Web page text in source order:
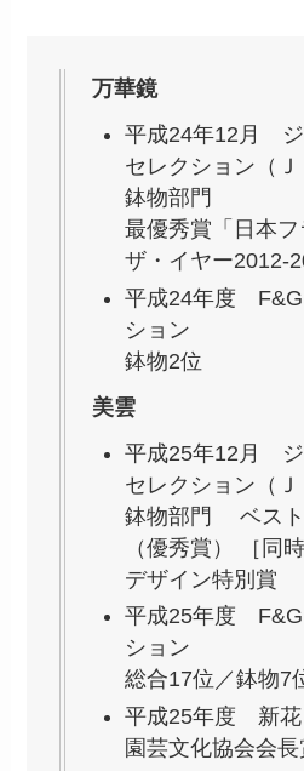
万華鏡
平成24年12月 ジ
セレクション（
鉢物部門
最優秀賞「日本フ
ザ・イヤー2012-
平成24年度 F&G
ション
鉢物2位
美雲
平成25年12月 ジ
セレクション（
鉢物部門 ベスト
（優秀賞） ［同
デザイン特別賞
平成25年度 F&G
ション
総合17位／鉢物7
平成25年度 新花
園芸文化協会会長